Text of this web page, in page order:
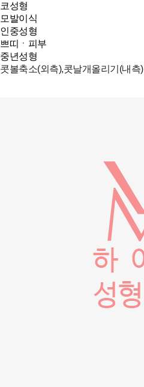
코성형
모발이식
인중성형
쁘띠ㆍ피부
중년성형
콧볼축소(외측),콧날개올리기(내측)